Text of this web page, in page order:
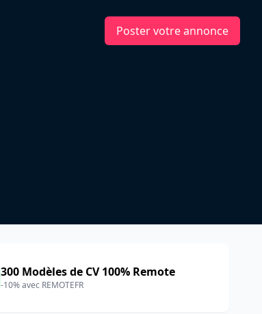
Poster votre annonce
300 Modèles de CV 100% Remote
-10% avec REMOTEFR